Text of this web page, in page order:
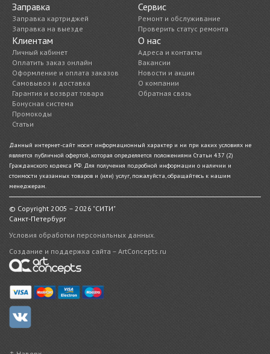
Заправка
Заправка картриджей
Заправка на выезде
Сервис
Ремонт и обслуживание
Проверить статус ремонта
Клиентам
Личный кабинет
Оплатить заказ онлайн
Оформление и оплата заказов
Самовывоз и доставка
Гарантия и возврат товара
Бонусная система
Промокоды
Статьи
О нас
Адреса и контакты
Вакансии
Новости и акции
О компании
Обратная связь
Данный интернет-сайт носит информационный характер и ни при каких условиях не
является публичной офертой, которая определяется положениями Статьи 437 (2)
Гражданского кодекса РФ. Для получения подробной информации о наличии и
стоимости указанных товаров и (или) услуг, пожалуйста, обращайтесь к нашим
менеджерам.
© Copyright 2005 – 2026 "СИТИ"
Санкт-Петербург
Условия обработки персональных данных.
Создание и поддержка сайта – ArtConcepts.ru